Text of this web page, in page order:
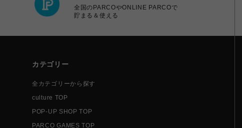
全国のPARCOやONLINE PARCOで
貯まる＆使える
カテゴリー
全カテゴリーから探す
culture TOP
POP-UP SHOP TOP
PARCO GAMES TOP